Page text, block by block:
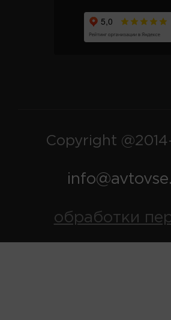
Copyright
обработки